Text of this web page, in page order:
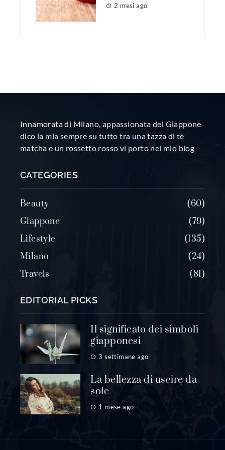
2 mesi ago
Innamorata di Milano, appassionata del Giappone
dico la mia sempre su tutto tra una tazza di tè
matcha e un rossetto rosso vi porto nel mio blog
CATEGORIES
Beauty
60
Giappone
79
Lifestyle
135
Milano
24
Travels
81
EDITORIAL PICKS
Il significato dei simboli
giapponesi
3 settimane ago
La bellezza di uscire da
sole
1 mese ago